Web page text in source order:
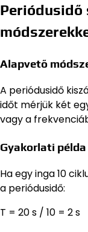
Periódusidő
Alapvető
A periódusidő
időt mérjük két
vagy a
Gyakorlati példa
Ha egy inga 10
a periódusidő:
T = 20 s / 10 = 2 s